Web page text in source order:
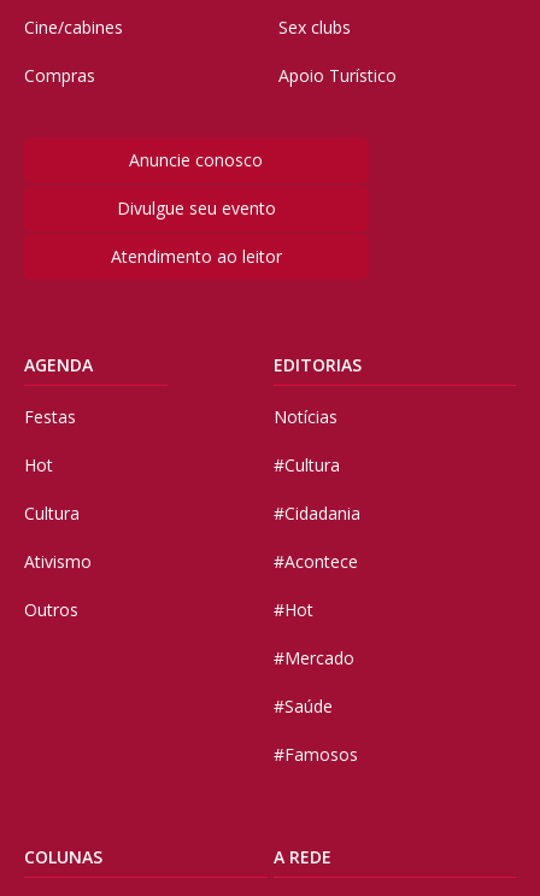
Cine/cabines
Compras
Sex clubs
Apoio Turístico
Anuncie conosco
Divulgue seu evento
Atendimento ao leitor
AGENDA
Festas
Hot
Cultura
Ativismo
Outros
EDITORIAS
Notícias
#Cultura
#Cidadania
#Acontece
#Hot
#Mercado
#Saúde
#Famosos
COLUNAS A REDE